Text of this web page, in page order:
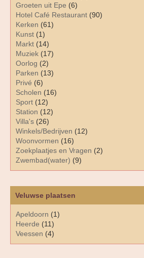
Groeten uit Epe (6)
Hotel Café Restaurant (90)
Kerken (61)
Kunst (1)
Markt (14)
Muziek (17)
Oorlog (2)
Parken (13)
Privé (6)
Scholen (16)
Sport (12)
Station (12)
Villa's (26)
Winkels/Bedrijven (12)
Woonvormen (16)
Zoekplaatjes en Vragen (2)
Zwembad(water) (9)
Veluwse plaatsen
Apeldoorn (1)
Heerde (11)
Veessen (4)